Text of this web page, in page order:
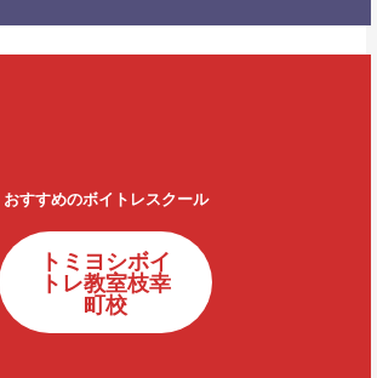
おすすめのボイトレスクール
トミヨシボイ
トレ教室枝幸
町校